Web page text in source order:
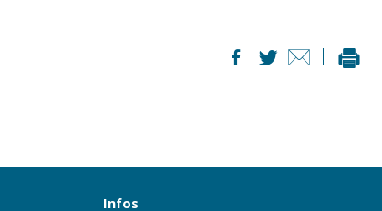
Infos